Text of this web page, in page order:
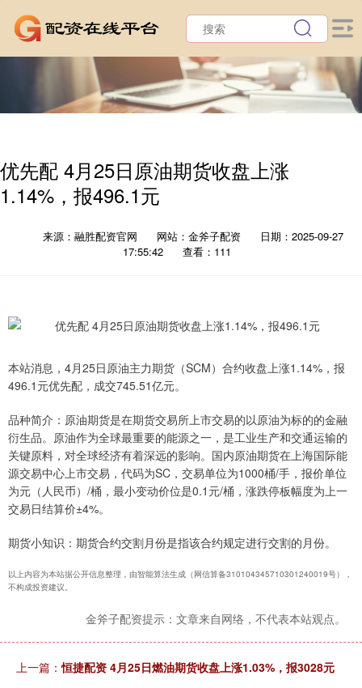
优先配 4月25日原油期货收盘上涨
1.14%，报496.1元
来源：融胜配资官网 网站：金斧子配资
日期：2025-09-27
17:55:42
查看：111
本站消息，4月25日原油主力期货（SCM）合约收盘上涨1.14%，报
496.1元优先配，成交745.51亿元。
品种简介：原油期货是在期货交易所上市交易的以原油为标的的金融
衍生品。原油作为全球最重要的能源之一，是工业生产和交通运输的
关键原料，对全球经济有着深远的影响。国内原油期货在上海国际能
源交易中心上市交易，代码为SC，交易单位为1000桶/手，报价单位
为元（人民币）/桶，最小变动价位是0.1元/桶，涨跌停板幅度为上一
交易日结算价±4%。
期货小知识：期货合约交割月份是指该合约规定进行交割的月份。
以上内容为本站据公开信息整理，由智能算法生成（网信算备310104345710301240019号），
不构成投资建议。
金斧子配资提示：文章来自网络，不代表本站观点。
上一篇：恒捷配资 4月25日燃油期货收盘上涨1.03%，报3028元